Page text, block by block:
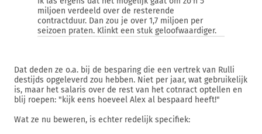
miljoen verdeeld over de resterende
contractduur. Dan zou je over 1,7 miljoen per
seizoen praten. Klinkt een stuk geloofwaardiger.
Dat deden ze o.a. bij de besparing die een vertrek van Rulli
destijds opgeleverd zou hebben. Niet per jaar, wat gebruikelijk
is, maar het salaris over de rest van het cotnract optellen en
blij roepen: "kijk eens hoeveel Alex al bespaard heeft!"
Wat ze nu beweren, is echter redelijk specifiek: